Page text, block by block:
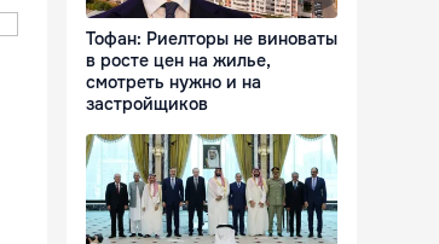
Тофан: Риелторы не виноваты
в росте цен на жилье,
смотреть нужно и на
застройщиков